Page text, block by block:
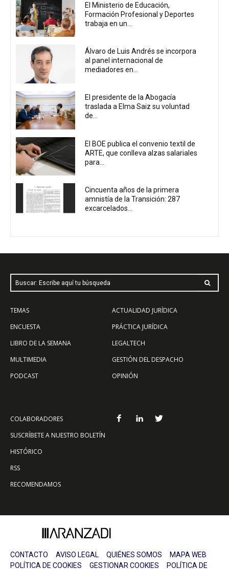
El Ministerio de Educación,
Formación Profesional y Deportes
trabaja en un...
Álvaro de Luis Andrés se incorpora
al panel internacional de
mediadores en...
El presidente de la Abogacía
traslada a Elma Saiz su voluntad
de...
El BOE publica el convenio textil de
ARTE, que conlleva alzas salariales
para...
Cincuenta años de la primera
amnistía de la Transición: 287
excarcelados...
Buscar: Escribe aquí tu búsqueda
TEMAS
ENCUESTA
LIBRO DE LA SEMANA
MULTIMEDIA
PODCAST
ACTUALIDAD JURÍDICA
PRÁCTICA JURÍDICA
LEGALTECH
GESTIÓN DEL DESPACHO
OPINIÓN
COLABORADORES
SUSCRÍBETE A NUESTRO BOLETÍN
HISTÓRICO
RSS
RECOMENDAMOS
CONTACTO AVISO LEGAL QUIÉNES SOMOS
MAPA WEB
POLÍTICA DE COOKIES
GESTIONAR COOKIES POLÍTICA DE